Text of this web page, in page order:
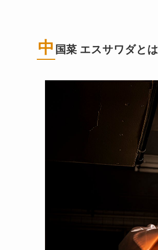
中 国菜 エスサワダとは